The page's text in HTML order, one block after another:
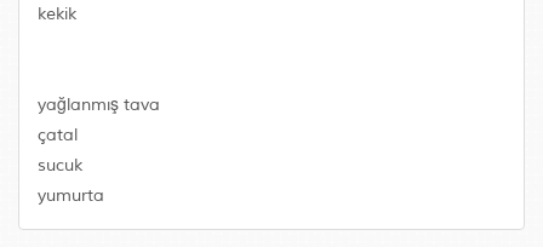
kekik
yağlanmış tava
çatal
sucuk
yumurta